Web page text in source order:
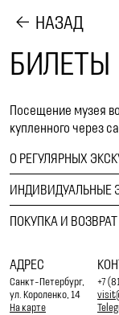
НАЗАД
БИЛЕТЫ
Посещение музея
купленного через
О РЕГУЛЯРНЫХ
ИНДИВИДУАЛЬНЫЕ
ПОКУПКА И
АДРЕС
Санкт-Петербург,
ул. Короленко, 14
На карте
+7